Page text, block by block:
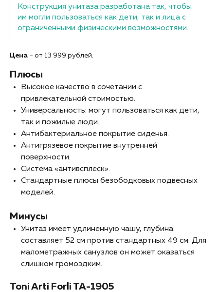
Конструкция унитаза разработана так, чтобы
им могли пользоваться как дети, так и лица с
ограниченными физическими возможностями.
Цена – от 13 999 рублей.
Плюсы
Высокое качество в сочетании с
привлекательной стоимостью.
Универсальность: могут пользоваться как дети,
так и пожилые люди.
Антибактериальное покрытие сиденья.
Антигрязевое покрытие внутренней
поверхности.
Система «антивсплеск».
Стандартные плюсы безободковых подвесных
моделей.
Минусы
Унитаз имеет удлиненную чашу, глубина
составляет 52 см против стандартных 49 см. Для
малометражных санузлов он может оказаться
слишком громоздким.
Toni Arti Forli TA-1905